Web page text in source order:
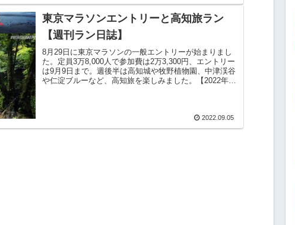
東京マラソンエントリーと高知旅ラン
【週刊ラン日誌】￼
8月29日に東京マラソンの一般エントリーが始まりまし
た。定員3万8,000人で参加費は2万3,300円、エントリー
は9月9日まで。週後半は高知城や牧野植物園、中津渓谷
や仁淀ブルーなど、高知旅を楽しみました。【2022年8
2022.09.05